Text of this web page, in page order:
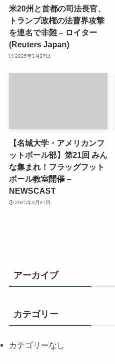
米20州と首都の司法長官、
トランプ政権の法曹界攻撃
を連名で非難 – ロイター
(Reuters Japan)
2025年3月27日
【名城大学・アメリカンフ
ットボール部】第21回 みん
な集まれ！フラッグフット
ボール教室開催 –
NEWSCAST
2025年3月27日
アーカイブ
カテゴリー
カテゴリーなし